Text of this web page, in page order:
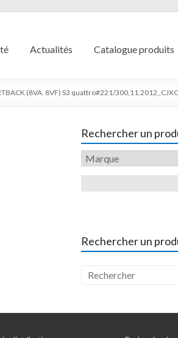
Actualités Catalogue produits
(8VA. 8VF) S3 quattro#221/
Rechercher un
Rechercher un